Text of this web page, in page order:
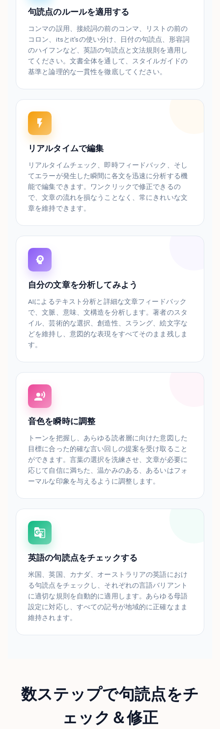
句読点のルールを適用する
コンマの誤用、接続詞の前のコンマ、リストの前の
コロン、itsとit'sの使い分け、日付の句読点、形容詞
のハイフンなど、英語の句読点と文法規則を適用し
てください。文書全体を通して、スタイルガイドの
基準と論理的な一貫性を徹底してください。
リアルタイムで編集
リアルタイムチェック、即時フィードバック、そし
てエラーが発生した瞬間に各文を迅速に分析する機
能で編集できます。ワンクリックで修正できるの
で、文章の流れを損なうことなく、常にきれいな文
章を維持できます。
自分の文章を分析してみよう
AIによるテキスト分析と詳細な文章フィードバック
で、文脈、意味、文構造を分析します。著者のスタ
イル、芸術的な選択、創造性、スラング、絵文字な
どを維持し、意図的な表現をすべてそのまま残しま
す。
音色を瞬時に調整
トーンを把握し、あらゆる読者層に向けた意図した
目標に合った的確な言い回しの提案を受け取ること
ができます。言葉の選択を洗練させ、文章が必要に
応じて自信に満ちた、温かみのある、あるいはフォ
ーマルな印象を与えるように調整します。
英語の句読点をチェックする
米国、英国、カナダ、オーストラリアの英語におけ
る句読点をチェックし、それぞれの言語バリアント
に適切な規則を自動的に適用します。あらゆる母語
設定に対応し、すべての記号が地域的に正確なまま
維持されます。
数ステップで句読点をチ
ェック＆修正